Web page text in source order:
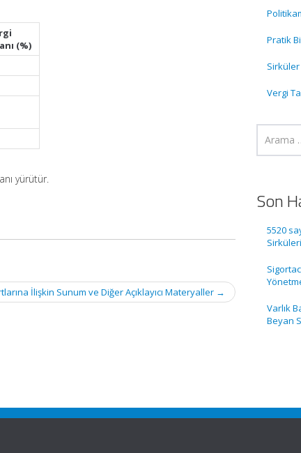
(%)
yürütür.
İlişkin Sunum ve Diğer Açıklayıcı Materyaller →
Pratik
Sirküler
Vergi
Son
5520
Varlık
Beyan